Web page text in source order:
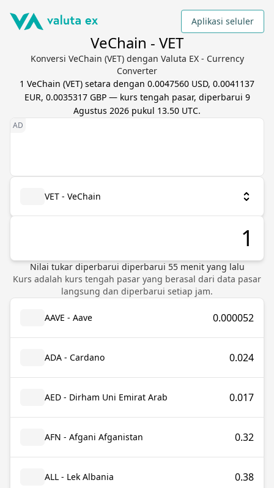
Aplikasi seluler
VeChain - VET
Konversi VeChain (VET) dengan Valuta EX - Currency
Converter
1 VeChain (VET) setara dengan 0.0047560 USD, 0.0041137
EUR, 0.0035317 GBP— kurs tengah pasar, diperbarui 9
Agustus 2026 pukul 13.50 UTC.
VET - VeChain
Nilai tukar diperbarui diperbarui 55menit yang lalu
Kurs adalah kurs tengah pasar yang berasal dari data pasar
langsung dan diperbarui setiap jam.
AAVE - Aave 0.000052
ADA - Cardano 0.024
AED - Dirham Uni Emirat Arab 0.017
AFN - Afgani Afganistan 0.32
ALL - Lek Albania 0.38